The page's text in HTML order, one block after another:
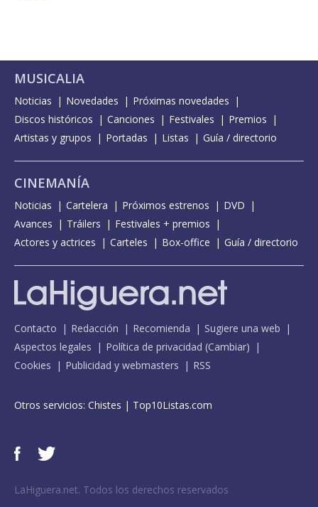
MUSICALIA
Noticias Novedades
Próximas novedades
Discos históricos
Canciones Festivales
Premios
Artistas y grupos
Portadas Listas Guía / directorio
CINEMANÍA
Noticias Cartelera Próximos estrenos
DVD
Avances
Tráilers
Festivales + premios
Actores y actrices
Carteles Box-office Guía / directorio
Contacto Redacción Recomienda
Sugiere una web
Aspectos legales
Política de privacidad (Cambiar)
Cookies
Publicidad y webmasters RSS
Otros servicios: Chistes | Top10Listas.com
LaHiguera.net. Todos los derechos reservados